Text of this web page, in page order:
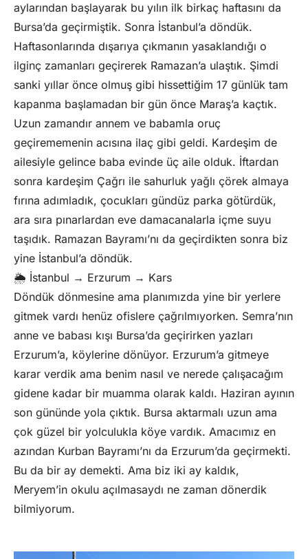
aylarından başlayarak bu yılın ilk birkaç haftasını da
Bursa’da geçirmiştik. Sonra İstanbul’a döndük.
Haftasonlarında dışarıya çıkmanın yasaklandığı o
ilginç zamanları geçirerek Ramazan’a ulaştık. Şimdi
sanki yıllar önce olmuş gibi hissettiğim 17 günlük tam
kapanma başlamadan bir gün önce Maraş’a kaçtık.
Uzun zamandır annem ve babamla oruç
geçirememenin acısına ilaç gibi geldi. Kardeşim de
ailesiyle gelince baba evinde üç aile olduk. İftardan
sonra kardeşim Çağrı ile sahurluk yağlı çörek almaya
fırına adımladık, çocukları gündüz parka götürdük,
ara sıra pınarlardan eve damacanalarla içme suyu
taşıdık. Ramazan Bayramı’nı da geçirdikten sonra biz
yine İstanbul’a döndük.
🌦️ İstanbul → Erzurum → Kars
Döndük dönmesine ama planımızda yine bir yerlere
gitmek vardı henüz ofislere çağrılmıyorken. Semra’nın
anne ve babası kışı Bursa’da geçirirken yazları
Erzurum’a, köylerine dönüyor. Erzurum’a gitmeye
karar verdik ama benim nasıl ve nerede çalışacağım
gidene kadar bir muamma olarak kaldı. Haziran ayının
son gününde yola çıktık. Bursa aktarmalı uzun ama
çok güzel bir yolculukla köye vardık. Amacımız en
azından Kurban Bayramı’nı da Erzurum’da geçirmekti.
Bu da bir ay demekti. Ama biz iki ay kaldık,
Meryem’in okulu açılmasaydı ne zaman dönerdik
bilmiyorum.